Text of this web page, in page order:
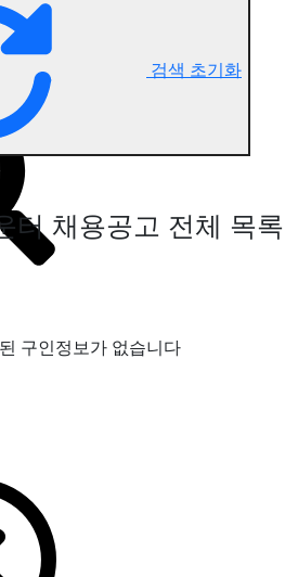
검색 초기화
터 채용공고 전체 목록
구인정보가 없습니다